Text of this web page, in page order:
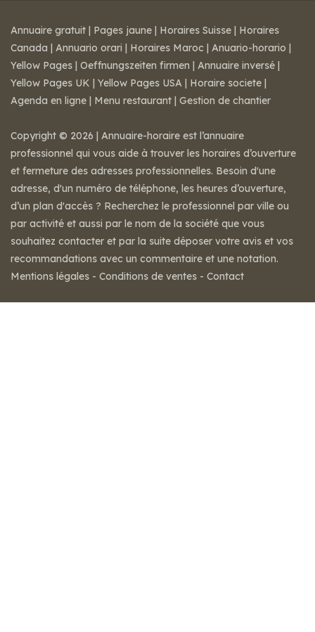
Annuaire gratuit | Pages jaune | Horaires Suisse | Horaires
Canada | Annuario orari | Horaires Maroc | Anuario-horario |
Yellow Pages | Oeffnungszeiten firmen | Annuaire inversé |
Yellow Pages UK | Yellow Pages USA | Horaire societe |
Agenda en ligne | Menu restaurant | Gestion de chantier
Copyright © 2026 | Annuaire-horaire est l’annuaire
professionnel qui vous aide à trouver les horaires d’ouverture
et fermeture des adresses professionnelles. Besoin d'une
adresse, d'un numéro de téléphone, les heures d’ouverture,
d’un plan d'accès ? Recherchez le professionnel par ville ou
par activité et aussi par le nom de la société que vous
souhaitez contacter et par la suite déposer votre avis et vos
recommandations avec un commentaire et une notation.
Mentions légales - Conditions de ventes - Contact